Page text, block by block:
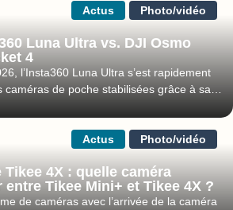
Actus Photo/vidéo
Luna Ultra vs. DJI Osmo
4
l’Insta360 Luna Ultra s’est rapidement
caméras de poche stabilisées grâce à sa
Actus Photo/vidéo
4X : quelle caméra
Tikee Mini+ et Tikee 4X ?
de caméras avec l’arrivée de la caméra